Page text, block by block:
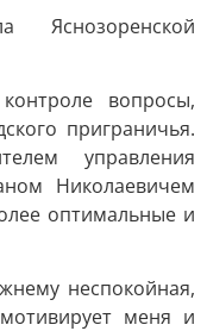
Яснозоренской
вопросы,
приграничья.
управления
Николаевичем
оптимальные и
неспокойная,
меня и